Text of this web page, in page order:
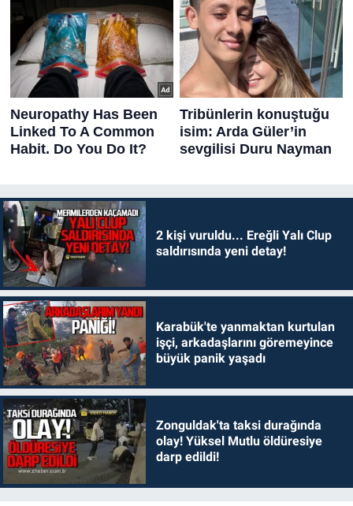
2 kişi vuruldu... Ereğli Yalı Clup
saldırısında yeni detay!
Karabük'te yanmaktan kurtulan
işçi, arkadaşlarını göremeyince
büyük panik yaşadı
Zonguldak'ta taksi durağında
olay! Yüksel Mutlu öldüresiye
darp edildi!